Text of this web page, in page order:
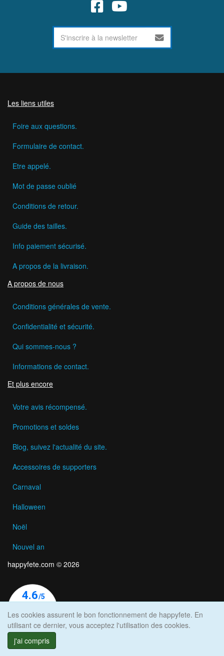
Les liens utiles
Foire aux questions.
Formulaire de contact.
Etre appelé.
Mot de passe oublié
Conditions de retour.
Guide des tailles.
Info paiement sécurisé.
A propos de la livraison.
A propos de nous
Conditions générales de vente.
Confidentialité et sécurité.
Qui sommes-nous ?
Informations de contact.
Et plus encore
Votre avis récompensé.
Promotions et soldes
Blog, suivez l'actualité du site.
Accessoires de supporters
Carnaval
Halloween
Noël
Nouvel an
happyfete.com © 2026
Les cookies assurent le bon fonctionnement de happyfete. En
utilisant ce dernier, vous acceptez l'utilisation des cookies.
j'ai compris